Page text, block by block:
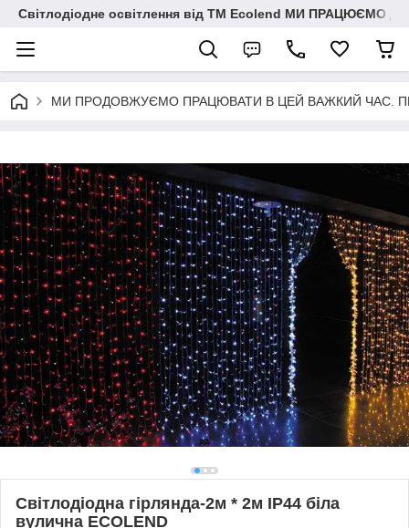
Світлодіодне освітлення від ТМ Ecolend МИ ПРАЦЮЄМО
МИ ПРОДОВЖУЄМО ПРАЦЮВАТИ В ЦЕЙ ВАЖКИЙ ЧАС.
Світлодіодна гірлянда-2м * 2м IP44 біла
вулична ECOLEND